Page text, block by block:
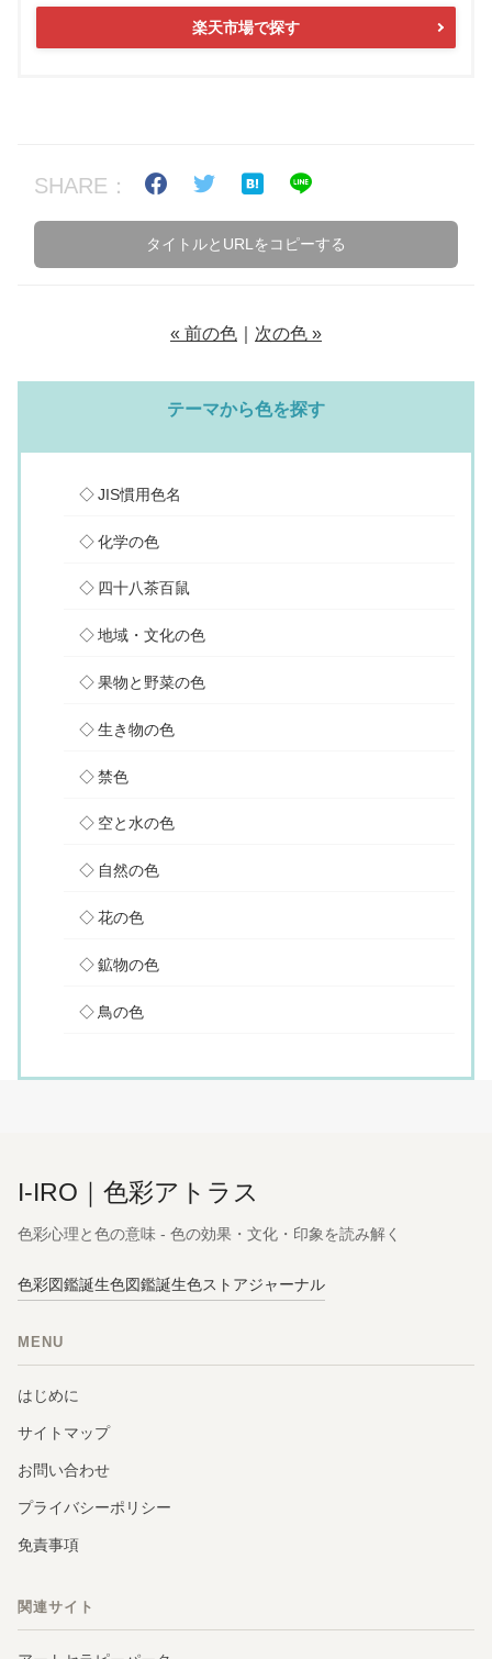
楽天市場で探す
SHARE：
タイトルとURLをコピーする
« 前の色 次の色 »
テーマから色を探す
JIS慣用色名
化学の色
四十八茶百鼠
地域・文化の色
果物と野菜の色
生き物の色
禁色
空と水の色
自然の色
花の色
鉱物の色
鳥の色
I-IRO｜色彩アトラス
色彩心理と色の意味 - 色の効果・文化・印象を読み解く
色彩図鑑誕生色図鑑誕生色ストアジャーナル
MENU
はじめに
サイトマップ
お問い合わせ
プライバシーポリシー
免責事項
関連サイト